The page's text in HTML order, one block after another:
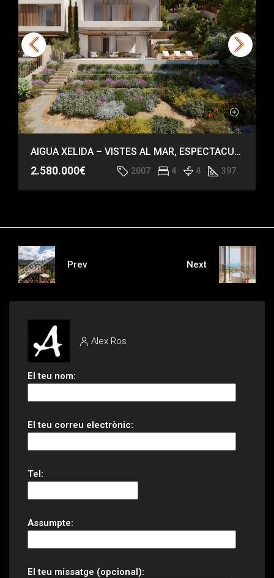
AIGUA XELIDA – VISTES AL MAR, ESPECTACULAR CASA
2.580.000€ 2007 4 4 397
Prev Next
Alex Ros
El teu nom:
El teu correu electrònic:
Tel:
Assumpte:
El teu missatge (opcional):